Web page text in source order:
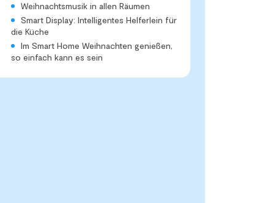
Weihnachtsmusik in allen Räumen
Smart Display: Intelligentes Helferlein für
die Küche
Im Smart Home Weihnachten genießen,
so einfach kann es sein